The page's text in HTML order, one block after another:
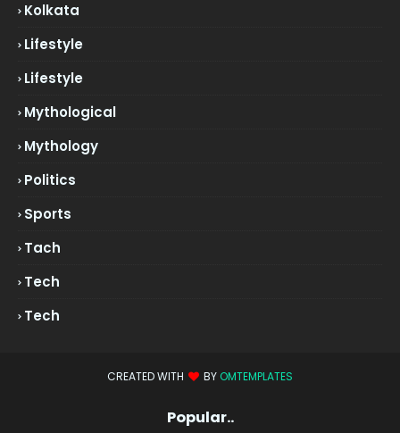
Kolkata
Lifestyle
Lifestyle
Mythological
Mythology
Politics
Sports
Tach
Tech
Tech
CREATED WITH BY OMTEMPLATES
Popular..